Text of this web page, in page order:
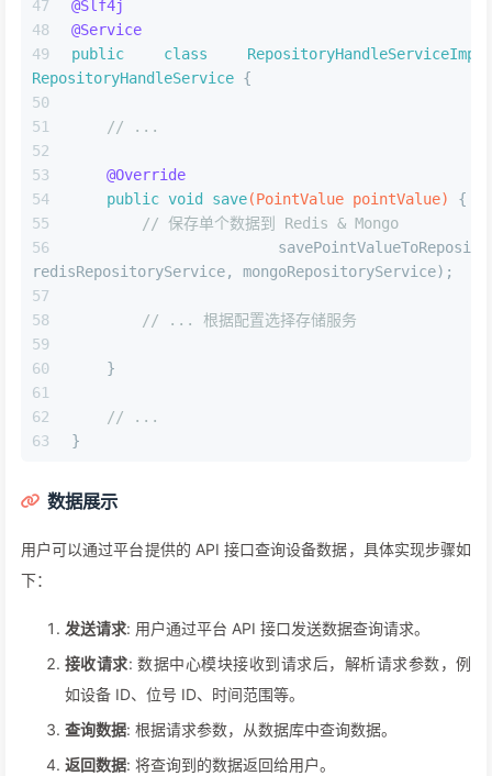
@Slf4j
@Service
public
class
RepositoryHandleServiceImpl
RepositoryHandleService {
// ...
@Override
public void save(PointValue pointValue)
{
// 保存单个数据到 Redis & Mongo
redisRepositoryService, mongoRepositoryService);
// ... 根据配置选择存储服务
    }
// ...
}
数据展示
用户可以通过平台提供的 API 接口查询设备数据，具体实现步骤如
下：
发送请求: 用户通过平台 API 接口发送数据查询请求。
接收请求: 数据中心模块接收到请求后，解析请求参数，例
如设备 ID、位号 ID、时间范围等。
查询数据: 根据请求参数，从数据库中查询数据。
返回数据: 将查询到的数据返回给用户。